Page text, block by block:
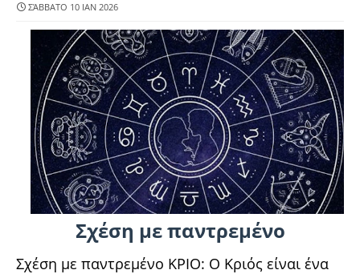
ΣΆΒΒΑΤΟ 10 ΙΑΝ 2026
Σχέση με παντρεμένο
Σχέση με παντρεμένο ΚΡΙΟ: Ο Κριός είναι ένα